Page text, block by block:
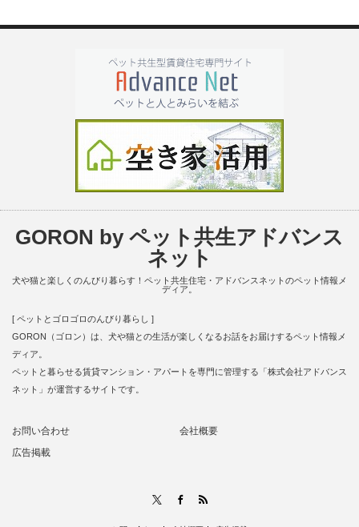
GORON by ペット共生アドバンス
ネット
犬や猫と楽しくのんびり暮らす！ペット共生住宅・アドバンスネットのペット情報メ
ディア。
[ ペットとゴロゴロのんびり暮らし ]
GORON（ゴロン）は、犬や猫との生活が楽しくなるお話をお届けするペット情報メ
ディア。
ペットと暮らせる賃貸マンション・アパートを専門に管理する「株式会社アドバンス
ネット」が運営するサイトです。
お問い合わせ
会社概要
広告掲載
Facebook